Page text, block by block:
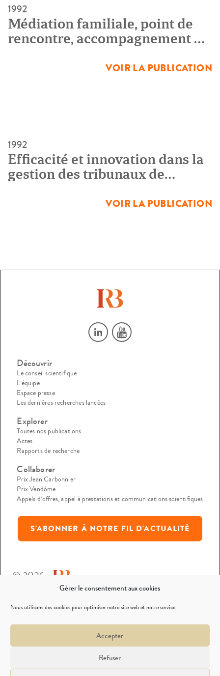
Gérer le consentement aux cookies
Nous utilisons des cookies pour optimiser notre site web et notre service.
Accepter
Refuser
1992
Médiation familiale, point de
rencontre, accompagnement du
de quelques expériences
VOIR LA PUBLICATION
1992
Efficacité et innovation dans la
gestion des tribunaux de
VOIR LA PUBLICATION
Découvrir
Le conseil scientifique
L’équipe
Espace presse
Les dernières recherches lancées
Explorer
Toutes nos publications
Actes
Rapports de recherche
Collaborer
Prix Jean Carbonnier
Prix Vendôme
Appels d’offres, appel à prestations et communications scientifiques
S'ABONNER À NOTRE FIL D'ACTUALITÉ
© 2026